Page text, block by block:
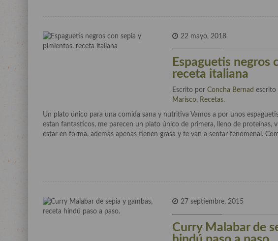
22 mayo, 2018
Espaguetis negros
receta italiana
Escrito porConcha Bernad
Marisco, Recetas.
Un plato único para una comida sana y nutritiva Vamos a por unos
estan fantasticos, me parecen un plato único de primera, lleno de proteínas,
estar en forma, además apenas tienen grasa y te van a sentar fenomenal.
27 septiembre, 2015
Curry Malabar de